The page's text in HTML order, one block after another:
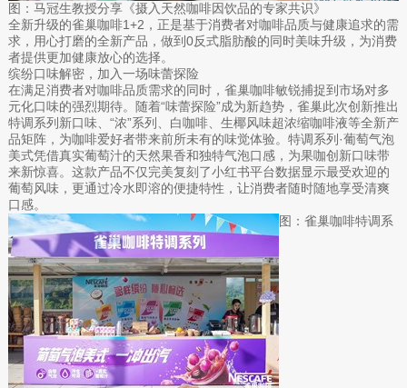
图：马冠生教授分享《摄入天然咖啡因饮品的专家共识》
全新升级的雀巢咖啡1+2，正是基于消费者对咖啡品质与健康追求的需
求，用心打磨的全新产品，做到0反式脂肪酸的同时美味升级，为消费
者提供更加健康放心的选择。
缤纷口味解密，加入一场味蕾探险
在满足消费者对咖啡品质需求的同时，雀巢咖啡敏锐捕捉到市场对多
元化口味的强烈期待。随着“味蕾探险”成为新趋势，雀巢此次创新推出
特调系列新口味、“浓”系列、白咖啡、生椰风味超浓缩咖啡液等全新产
品矩阵，为咖啡爱好者带来前所未有的味觉体验。特调系列·葡萄气泡
美式凭借真实葡萄汁的天然果香和独特气泡口感，为果咖创新口味带
来新惊喜。这款产品不仅完美复刻了小红书平台数据显示最受欢迎的
葡萄风味，更通过冷水即溶的便捷特性，让消费者随时随地享受清爽
口感。
图：雀巢咖啡特调系